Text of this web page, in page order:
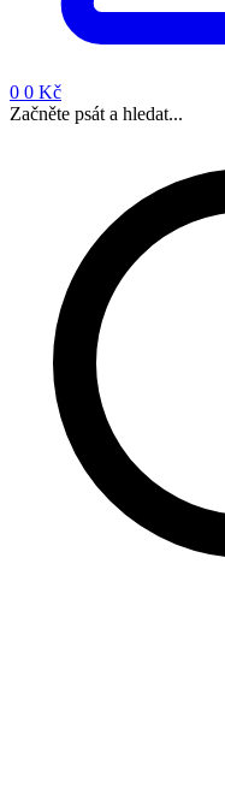
0 0 Kč
Začněte psát a hledat...